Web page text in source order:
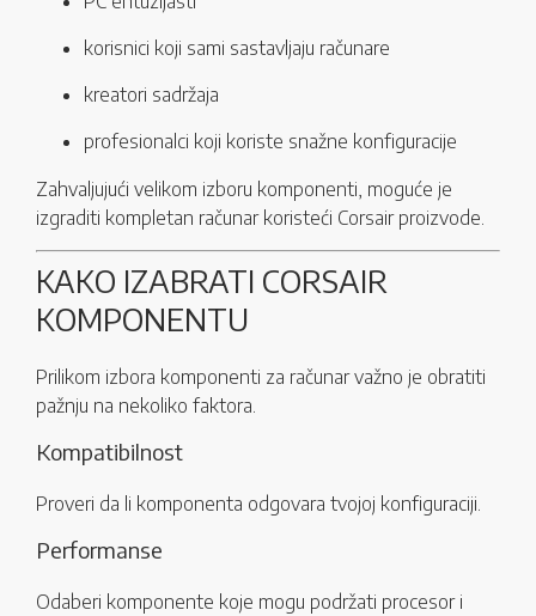
korisnici koji sami sastavljaju računare
kreatori sadržaja
profesionalci koji koriste snažne konfiguracije
Zahvaljujući velikom izboru komponenti, moguće je
izgraditi kompletan računar koristeći Corsair proizvode.
KAKO IZABRATI CORSAIR
KOMPONENTU
Prilikom izbora komponenti za računar važno je obratiti
pažnju na nekoliko faktora.
Kompatibilnost
Proveri da li komponenta odgovara tvojoj konfiguraciji.
Performanse
Odaberi komponente koje mogu podržati procesor i